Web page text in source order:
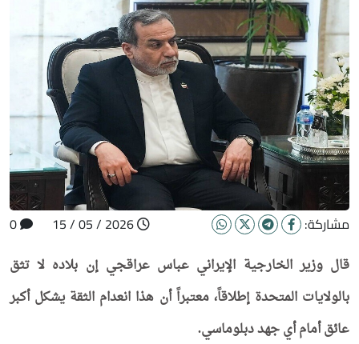
مشاركة:
قال وزير الخارجية الإيراني عباس عراقجي إن بلاده لا تثق
بالولايات المتحدة إطلاقاً، معتبراً أن هذا انعدام الثقة يشكل أكبر
عائق أمام أي جهد دبلوماسي.